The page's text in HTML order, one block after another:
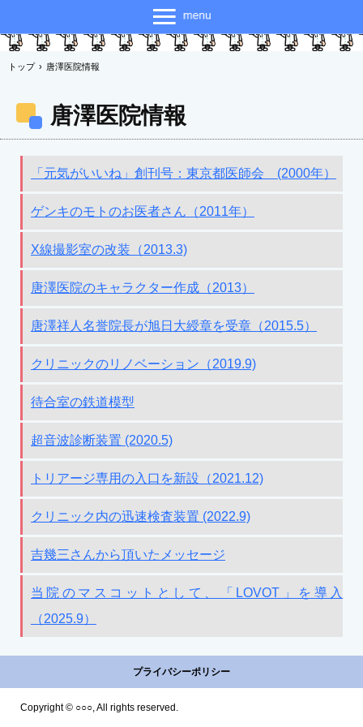
トップ › 唐澤医院情報
唐澤医院情報
「元気がいいね」創刊号：東京都医師会 (2000年）
ゲンキのモトのお医者さん（2011年）
X線撮影室の改装（2013.3)
唐澤医院のキャラクター作成（2013）
唐澤祥人名誉院長が旭日大綬章を受章（2015.5）
クリニックのリノベーション（2019.9)
待合室の鉄道模型
超音波診断装置 (2020.5)
トリアージ専用の入口を新設（2021.12)
クリニック内の迅速検査装置 (2022.9)
吉幾三さんから頂いたメッセージ
当院のマスコットとして、「LOVOT」を導入
（2025.9）
プライバシーポリシー
Copyright © ○○○, All rights reserved.